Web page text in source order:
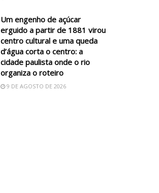
Um engenho de açúcar
erguido a partir de 1881 virou
centro cultural e uma queda
d’água corta o centro: a
cidade paulista onde o rio
organiza o roteiro
9 DE AGOSTO DE 2026